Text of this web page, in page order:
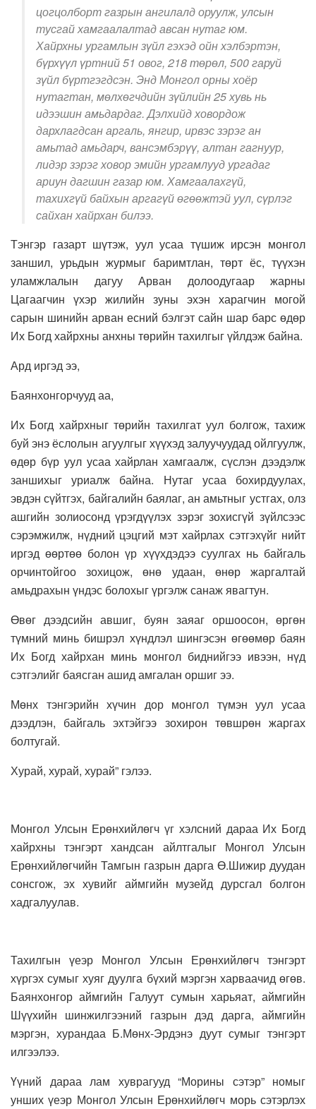
цогцолборт газрын ангилалд оруулж, улсын
тусгай хамгаалалтад авсан нутаг юм.
Хайрхны ургамлын зүйл гэхэд ойн хэлбэртэн,
бүрхүүл үртний 51 овог, 218 төрөл, 500 гаруй
зүйл бүртгэгдсэн. Энд Монгол орны хоёр
нутагтан, мөлхөгчдийн зүйлийн 25 хувь нь
идээшин амьдардаг. Дэлхийд ховордож
дархлагдсан аргаль, янгир, ирвэс зэрэг ан
амьтад амьдарч, вансэмбэрүү, алтан гагнуур,
лидэр зэрэг ховор эмийн ургамлууд ургадаг
ариун дагшин газар юм. Хамгаалахгүй,
тахихгүй байхын аргагүй өгөөжтэй уул, сүрлэг
сайхан хайрхан билээ.
Тэнгэр газарт шүтэж, уул усаа түшиж ирсэн монгол
заншил, урьдын журмыг баримтлан, төрт ёс, түүхэн
уламжлалын дагуу Арван долоодугаар жарны
Цагаагчин үхэр жилийн зуны эхэн харагчин могой
сарын шинийн арван есний бэлгэт сайн шар барс өдөр
Их Богд хайрхны анхны төрийн тахилгыг үйлдэж байна.
Ард иргэд ээ,
Баянхонгорчууд аа,
Их Богд хайрхныг төрийн тахилгат уул болгож, тахиж
буй энэ ёслолын агуулгыг хүүхэд залуучуудад ойлгуулж,
өдөр бүр уул усаа хайрлан хамгаалж, сүслэн дээдэлж
заншихыг уриалж байна. Нутаг усаа бохирдуулах,
эвдэн сүйтгэх, байгалийн баялаг, ан амьтныг устгах, олз
ашгийн золиосонд үрэгдүүлэх зэрэг зохисгүй зүйлсээс
сэрэмжилж, нүдний цэцгий мэт хайрлах сэтгэхүйг нийт
иргэд өөртөө болон үр хүүхдэдээ суулгах нь байгаль
орчинтойгоо зохицож, өнө удаан, өнөр жаргалтай
амьдрахын үндэс болохыг үргэлж санаж явагтун.
Өвөг дээдсийн авшиг, буян заяаг оршоосон, өргөн
түмний минь бишрэл хүндлэл шингэсэн өгөөмөр баян
Их Богд хайрхан минь монгол биднийгээ ивээн, нүд
сэтгэлийг баясган ашид амгалан оршиг ээ.
Мөнх тэнгэрийн хүчин дор монгол түмэн уул усаа
дээдлэн, байгаль эхтэйгээ зохирон төвшрөн жаргах
болтугай.
Хурай, хурай, хурай” гэлээ.
Монгол Улсын Ерөнхийлөгч үг хэлсний дараа Их Богд
хайрхны тэнгэрт хандсан айлтгалыг Монгол Улсын
Ерөнхийлөгчийн Тамгын газрын дарга Ө.Шижир дуудан
сонсгож, эх хувийг аймгийн музейд дурсгал болгон
хадгалуулав.
Тахилгын үеэр Монгол Улсын Ерөнхийлөгч тэнгэрт
хүргэх сумыг хуяг дуулга бүхий мэргэн харваачид өгөв.
Баянхонгор аймгийн Галуут сумын харьяат, аймгийн
Шүүхийн шинжилгээний газрын дэд дарга, аймгийн
мэргэн, хурандаа Б.Мөнх-Эрдэнэ дуут сумыг тэнгэрт
илгээлээ.
Үүний дараа лам хуврагууд “Морины сэтэр” номыг
унших үеэр Монгол Улсын Ерөнхийлөгч морь сэтэрлэх